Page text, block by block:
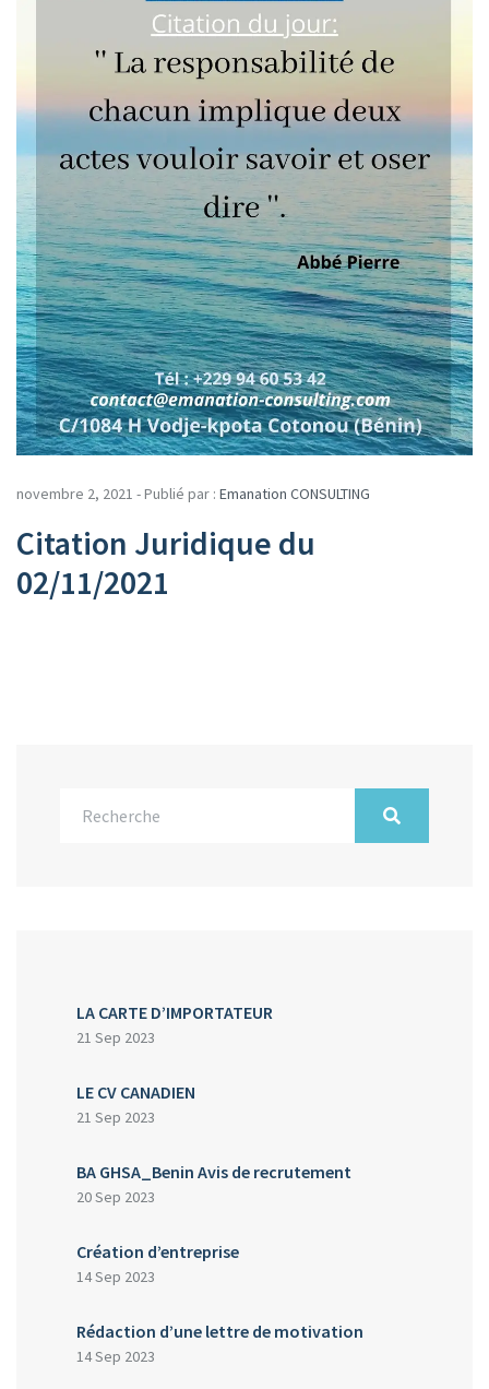
novembre 2, 2021 - Publié par : Emanation CONSULTING
Citation Juridique du
02/11/2021
LA CARTE D’IMPORTATEUR
21 Sep 2023
LE CV CANADIEN
21 Sep 2023
BA GHSA_Benin Avis de recrutement
20 Sep 2023
Création d’entreprise
14 Sep 2023
Rédaction d’une lettre de motivation
14 Sep 2023